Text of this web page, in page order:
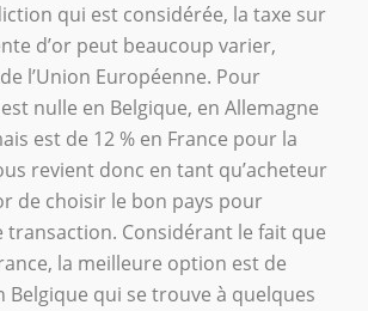
qui est considérée, la taxe sur
d’or peut beaucoup varier,
l’Union Européenne. Pour
nulle en Belgique, en Allemagne
est de 12 % en France pour la
revient donc en tant qu’acheteur
de choisir le bon pays pour
Considérant le fait que
la meilleure option est de
Belgique qui se trouve à quelques